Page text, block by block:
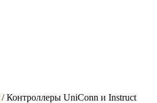
/Контроллеры UniConn и Instruct